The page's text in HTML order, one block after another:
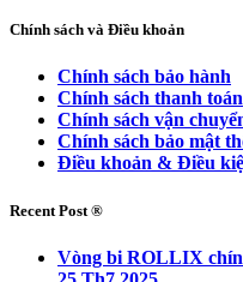
Chính sách và Điều khoản
Chính sách bảo hành
Chính sách thanh toán
Chính sách vận
Chính sách bảo mật
Điều khoản & Điều
Recent Post ®
Vòng bi ROLLIX